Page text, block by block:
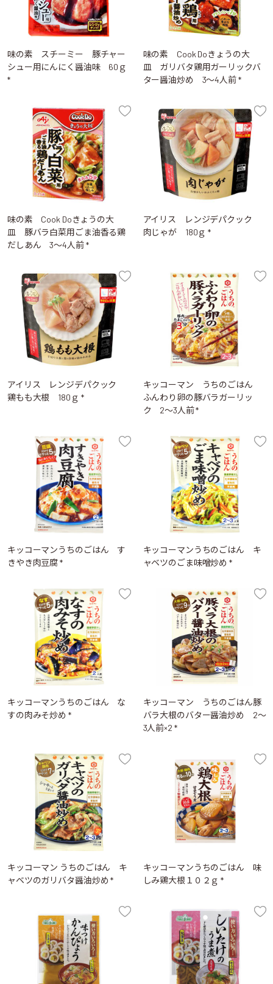
味の素 スチーミー 豚チャー
シュー用にんにく醤油味 60ｇ
*
味の素 Cook Doきょうの大
皿 ガリバタ鶏用ガーリックバ
ター醤油炒め 3～4人前 *
味の素 Cook Doきょうの大
皿 豚バラ白菜用ごま油香る鶏
だしあん 3～4人前 *
アイリス レンジデパクック
肉じゃが 180ｇ *
アイリス レンジデパクック
鶏もも大根 180ｇ *
キッコーマン うちのごはん
ふんわり卵の豚バラガーリッ
ク 2～3人前 *
キッコーマンうちのごはん す
きやき肉豆腐 *
キッコーマンうちのごはん キ
ャベツのごま味噌炒め *
キッコーマンうちのごはん な
すの肉みそ炒め *
キッコーマン うちのごはん豚
バラ大根のバター醤油炒め 2～
3人前×2 *
キッコーマン うちのごはん キ
ャベツのガリバタ醤油炒め *
キッコーマンうちのごはん 味
しみ鶏大根１０２ｇ *